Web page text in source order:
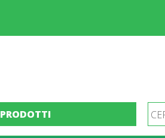
PRODOTTI